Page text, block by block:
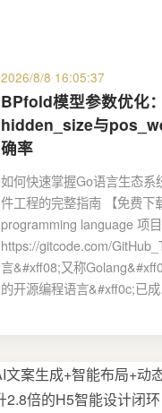
2026/8/8 16:05:37
BPfold模型参数优化
hidden_size与
确率
如何快速掌握Go语言生态
件工程的完整指南 【免费下
programming language 项
https://gitcode.com/
言&#xff08;又称
的开源编程语言&#xff0c;已